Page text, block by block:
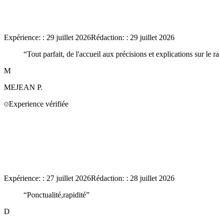
Expérience: : 29 juillet 2026Rédaction: : 29 juillet 2026
“Tout parfait, de l'accueil aux précisions et explications sur le
M
MEJEAN P.
Experience vérifiée
Expérience: : 27 juillet 2026Rédaction: : 28 juillet 2026
“Ponctualité,rapidité”
D